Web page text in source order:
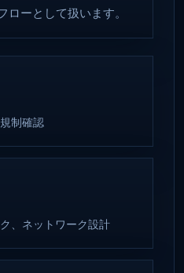
ローとして扱います。
制確認
、ネットワーク設計